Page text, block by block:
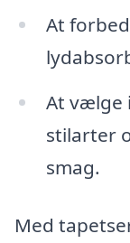
At
At vælge
stilarter
smag.
Med